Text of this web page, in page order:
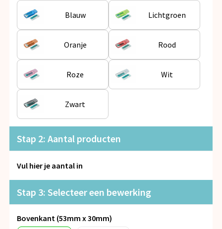
Snoepgoed
Spellen voor binnen en buiten
Veiligheid, Auto en Fiets
Vrije tijd en Strand
Anti-stress
Blauw Lichtgroen
Oranje Rood
Roze Wit
Zwart
Stap 2: Aantal producten
Vul hier je aantal in
Stap 3: Selecteer een bewerking
Bovenkant (53mm x 30mm)